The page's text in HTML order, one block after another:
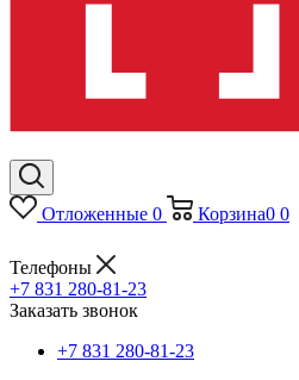
Отложенные 0 Корзина0 0
Телефоны
+7 831 280-81-23
Заказать звонок
+7 831 280-81-23